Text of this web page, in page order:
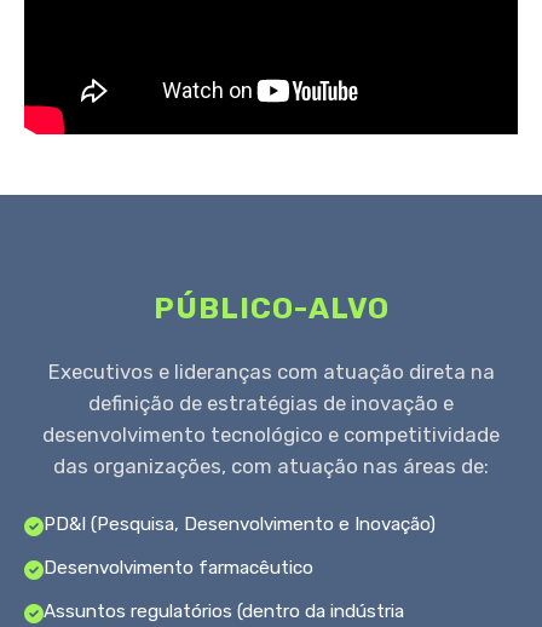
PÚBLICO-ALVO
Executivos e lideranças com atuação direta na
definição de estratégias de inovação e
desenvolvimento tecnológico e competitividade
das organizações, com atuação nas áreas de:
PD&I (Pesquisa, Desenvolvimento e Inovação)
Desenvolvimento farmacêutico
Assuntos regulatórios (dentro da indústria